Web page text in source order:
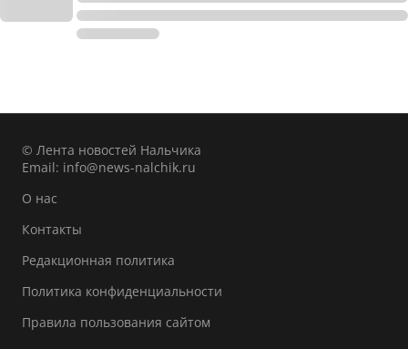
© Лента новостей Нальчика
Email: info@news-nalchik.ru
О нас
Контакты
Редакционная политика
Политика конфиденциальности
Правила пользования сайтом